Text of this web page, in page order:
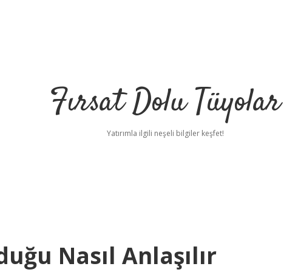
Fırsat Dolu Tüyolar
Yatırımla ilgili neşeli bilgiler keşfet!
Nasıl Anlaşılır